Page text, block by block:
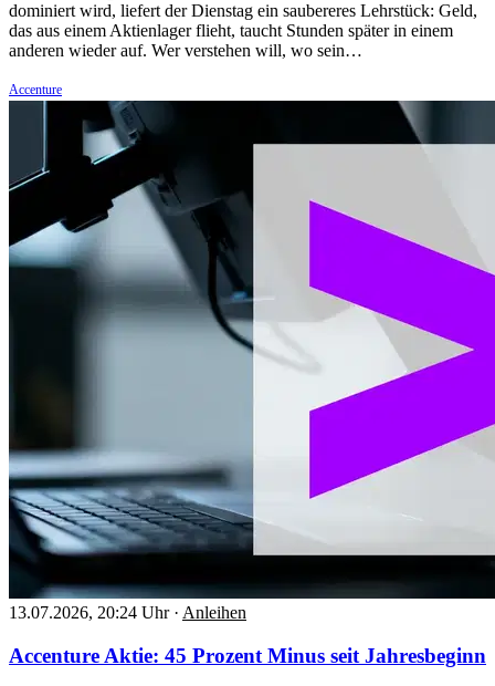
dominiert wird, liefert der Dienstag ein saubereres Lehrstück: Geld,
das aus einem Aktienlager flieht, taucht Stunden später in einem
anderen wieder auf. Wer verstehen will, wo sein…
Accenture
13.07.2026, 20:24 Uhr · Anleihen
Accenture Aktie: 45 Prozent Minus seit Jahresbeginn